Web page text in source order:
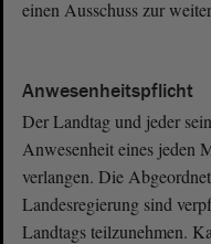
einen Ausschuss zur
Anwesenheitspflicht
Der Landtag und jeder
Anwesenheit eines jeden
verlangen. Die
Landesregierung sind
Landtags teilzunehmen.